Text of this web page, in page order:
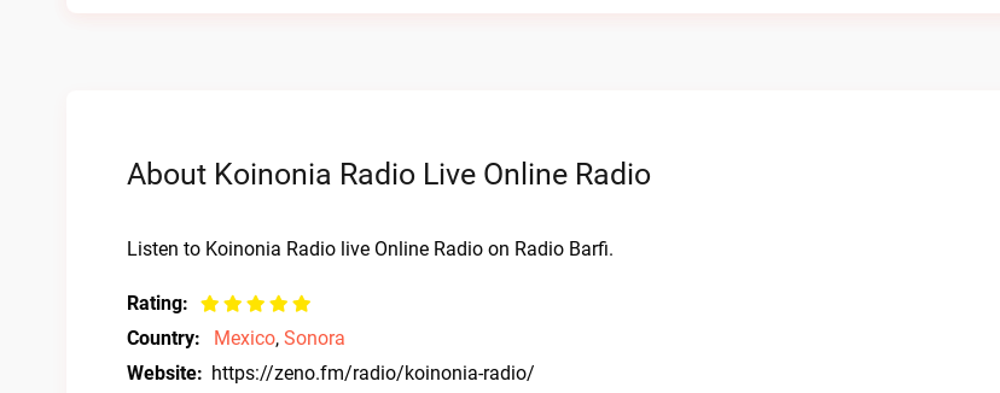
About Koinonia Radio Live Online Radio
Listen to Koinonia Radio live Online Radio on Radio Barfi.
Rating:
Country:
Mexico, Sonora
Website: https://zeno.fm/radio/koinonia-radio/